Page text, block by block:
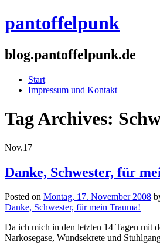
pantoffelpunk
blog.pantoffelpunk.de
Start
Impressum und Kontakt
Tag Archives:
Nov.17
Danke, Schwester, für
Posted on Montag, 17. November 2008
Danke, Schwester, für mein Trauma!
Da ich mich in den letzten 14 Tagen mit
Narkosegase, Wundsekrete und